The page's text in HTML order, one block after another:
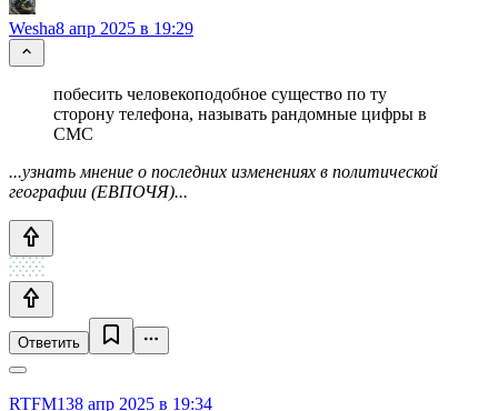
Wesha8 апр 2025 в 19:29
побесить человекоподобное существо по ту
сторону телефона, называть рандомные цифры в
СМС
...узнать мнение о последних изменениях в политической
географии (ЕВПОЧЯ)...
Ответить
RTFM138 апр 2025 в 19:34